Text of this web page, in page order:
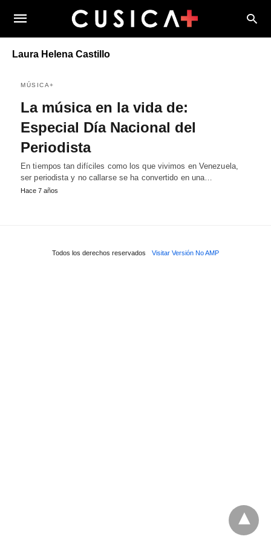
Laura Helena Castillo
MÚSICA+
La música en la vida de:
Especial Día Nacional del
Periodista
En tiempos tan difíciles como los que vivimos en Venezuela,
ser periodista y no callarse se ha convertido en una…
Hace 7 años
Todos los derechos reservados Visitar Versión No AMP